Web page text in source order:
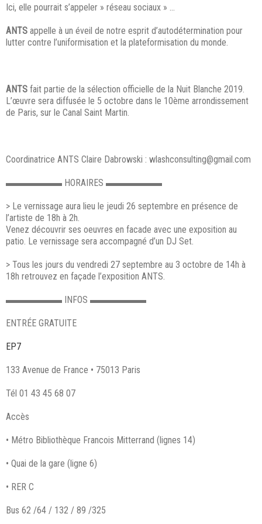
Ici, elle pourrait s’appeler » réseau sociaux » …
ANTS appelle à un éveil de notre esprit d’autodétermination pour
lutter contre l’uniformisation et la plateformisation du monde.
ANTS fait partie de la sélection officielle de la Nuit Blanche 2019.
L’œuvre sera diffusée le 5 octobre dans le 10ème arrondissement
de Paris, sur le Canal Saint Martin.
Coordinatrice ANTS Claire Dabrowski : wlashconsulting@gmail.com
▬▬▬▬▬▬ HORAIRES ▬▬▬▬▬▬
> Le vernissage aura lieu le jeudi 26 septembre en présence de
l’artiste de 18h à 2h.
Venez découvrir ses oeuvres en facade avec une exposition au
patio. Le vernissage sera accompagné d’un DJ Set.
> Tous les jours du vendredi 27 septembre au 3 octobre de 14h à
18h retrouvez en façade l’exposition ANTS.
▬▬▬▬▬▬ INFOS ▬▬▬▬▬▬
ENTRÉE GRATUITE
EP7
133 Avenue de France • 75013 Paris
Tél 01 43 45 68 07
Accès
• Métro Bibliothèque Francois Mitterrand (lignes 14)
• Quai de la gare (ligne 6)
• RER C
Bus 62 /64 / 132 / 89 /325